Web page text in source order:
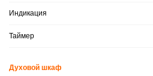
Индикация
Таймер
Духовой шкаф